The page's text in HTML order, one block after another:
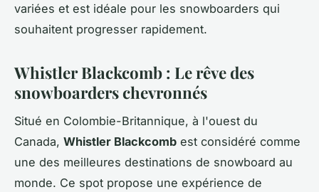
variées et est idéale pour les snowboarders qui
souhaitent progresser rapidement.
Whistler Blackcomb : Le rêve des
snowboarders chevronnés
Situé en Colombie-Britannique, à l'ouest du
Canada, Whistler Blackcomb est considéré comme
une des meilleures destinations de snowboard au
monde. Ce spot propose une expérience de